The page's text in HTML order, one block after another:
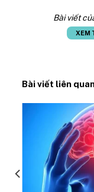
Bài viết
XEM
Bài viết liên